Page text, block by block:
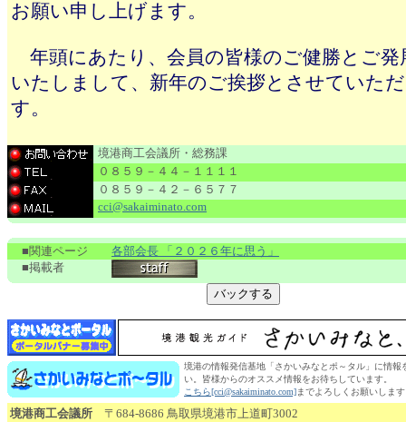
お願い申し上げます。
年頭にあたり、会員の皆様のご健勝とご発
いたしまして、新年のご挨拶とさせていた
す。
境港商工会議所・総務課
０８５９－４４－１１１１
０８５９－４２－６５７７
cci@sakaiminato.com
■関連ページ
各部会長 「２０２６年に思う」
■掲載者
境港の情報発信基地「さかいみなとポ～タル」に情報
い。皆様からのオススメ情報をお待ちしています。
こちら[cci@sakaiminato.com]までよろしくお願いしま
境港商工会議所 〒684-8686 鳥取県境港市上道町3002